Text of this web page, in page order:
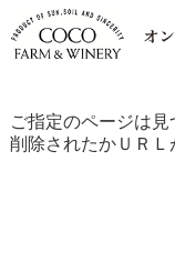
ご指定のページは見
削除されたかＵＲＬ